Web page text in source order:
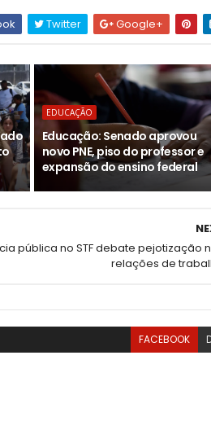
Twitter Google+
EDUCAÇÃO
Educação: Senado aprovou
novo PNE, piso do professor e
expansão do ensino federal
pública no STF debate pejotização
relações de
FACEBOOK